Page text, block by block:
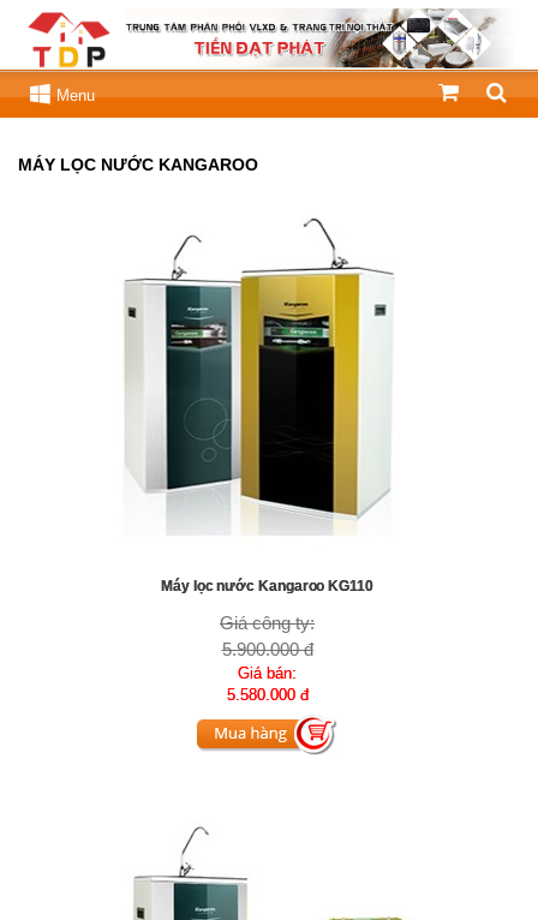
MÁY LỌC NƯỚC KANGAROO
Máy lọc nước Kangaroo KG110
Giá công ty:
5.900.000 đ
Giá bán:
5.580.000 đ
Menu